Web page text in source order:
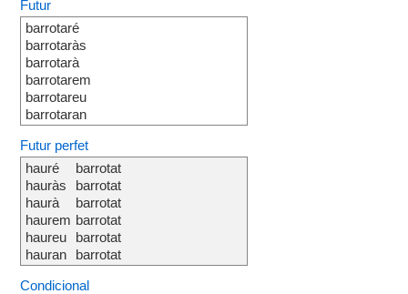
Futur
barrotaré
barrotaràs
barrotarà
barrotarem
barrotareu
barrotaran
Futur perfet
hauré
hauràs
haurà
haurem
haureu
hauran
barrotat
barrotat
barrotat
barrotat
barrotat
barrotat
Condicional